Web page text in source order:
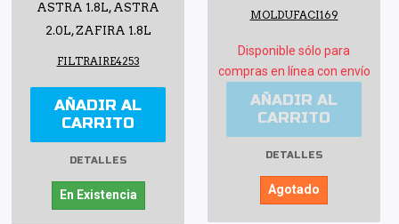
ASTRA 1.8L, ASTRA
2.0L, ZAFIRA 1.8L
FILTRAIRE4253
AÑADIR AL
CARRITO
DETALLES
En Existencia
MOLDUFACI169
Disponible sólo para
compras en línea con envío
AÑADIR AL
CARRITO
DETALLES
Agotado